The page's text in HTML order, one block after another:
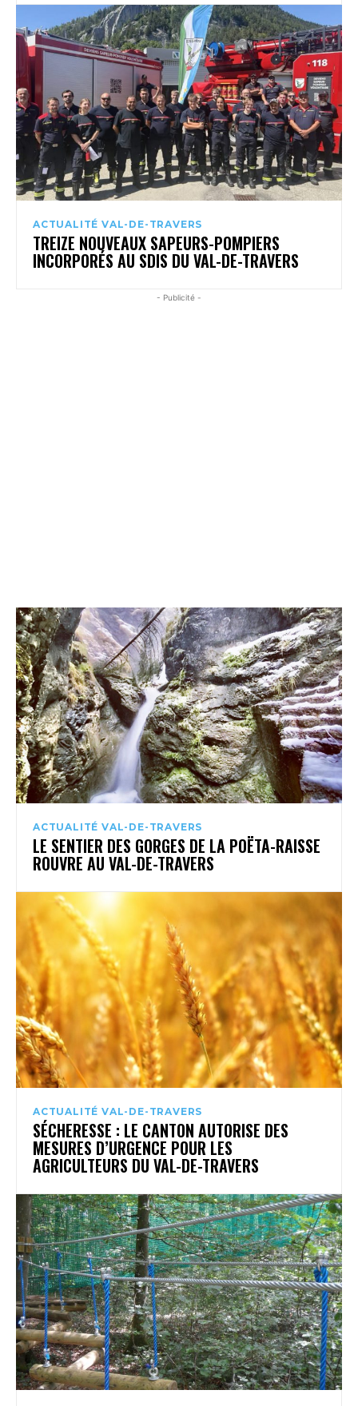
ACTUALITÉ VAL-DE-TRAVERS
TREIZE NOUVEAUX SAPEURS-POMPIERS
INCORPORÉS AU SDIS DU VAL-DE-TRAVERS
- Publicité -
ACTUALITÉ VAL-DE-TRAVERS
LE SENTIER DES GORGES DE LA POËTA-RAISSE
ROUVRE AU VAL-DE-TRAVERS
ACTUALITÉ VAL-DE-TRAVERS
SÉCHERESSE : LE CANTON AUTORISE DES
MESURES D’URGENCE POUR LES
AGRICULTEURS DU VAL-DE-TRAVERS